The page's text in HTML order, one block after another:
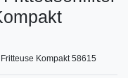
Kompakt 58615